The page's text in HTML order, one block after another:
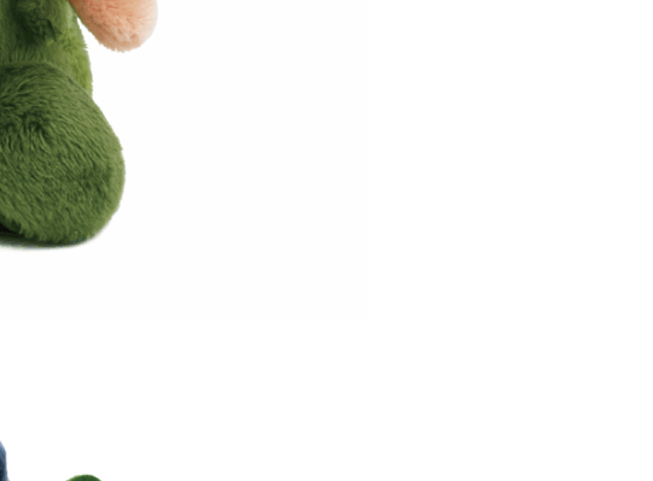
AFTEEの初回ご利用の際に、審査を通過すれば、最高額がNT$10,000に
なります。支払い期限を過ぎた場合、その金額に基づいて年利20%の遅
延滞納金が加算されます。未成年の利用者は、事前に法定代理人または
後見人の同意を得ればAFTEEをご利用いただけます。
個人情報の処理、利用について疑問がある、または関連する法律の権利
を行使したい場合は、ネットプロテクションズ
cs_tw@netprotections.co.jp
を、必要な購入注文書とあわせてAFTEEにご提供いただく、または
AFTEEにあなたの個人情報の収集、処理、利用を許可することににご同
意いただけない場合は、当サービスを選択しないでください。